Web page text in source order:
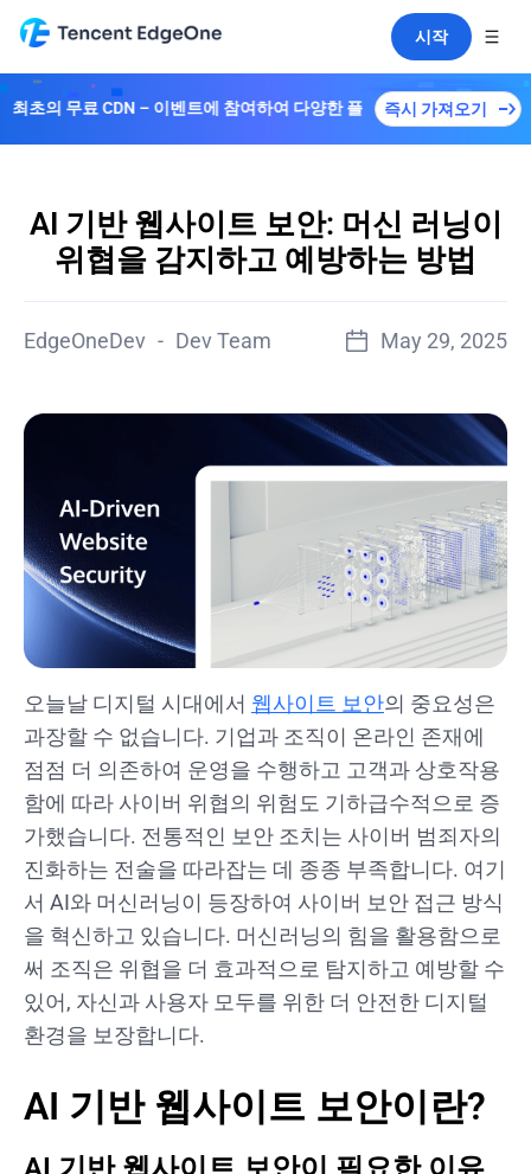
시작
– 이벤트에 참여하여 다양한 플랜을解锁하세요！ 즉시 가져오기
AI 기반 웹사이트 보안: 머신 러닝이
위협을 감지하고 예방하는 방법
EdgeOneDev - Dev Team May 29, 2025
오늘날 디지털 시대에서 웹사이트 보안의 중요성은
과장할 수 없습니다. 기업과 조직이 온라인 존재에
점점 더 의존하여 운영을 수행하고 고객과 상호작용
함에 따라 사이버 위협의 위험도 기하급수적으로 증
가했습니다. 전통적인 보안 조치는 사이버 범죄자의
진화하는 전술을 따라잡는 데 종종 부족합니다. 여기
서 AI와 머신러닝이 등장하여 사이버 보안 접근 방식
을 혁신하고 있습니다. 머신러닝의 힘을 활용함으로
써 조직은 위협을 더 효과적으로 탐지하고 예방할 수
있어, 자신과 사용자 모두를 위한 더 안전한 디지털
환경을 보장합니다.
AI 기반 웹사이트 보안이란?